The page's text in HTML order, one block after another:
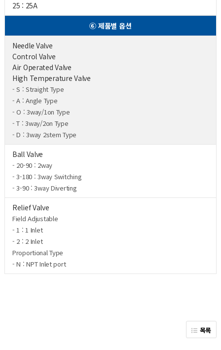
25 : 25A
⑥ 제품별 옵션
Needle Valve
Control Valve
Air Operated Valve
High Temperature Valve
- S : Straight Type
- A : Angle Type
- O : 3way/1on Type
- T : 3way/2on Type
- D : 3way 2stem Type
Ball Valve
- 20-90 : 2way
- 3-180 : 3way Switching
- 3-90 : 3way Diverting
Relief Valve
Field Adjustable
- 1 : 1 Inlet
- 2 : 2 Inlet
Proportional Type
- N : NPT Inlet port
목록